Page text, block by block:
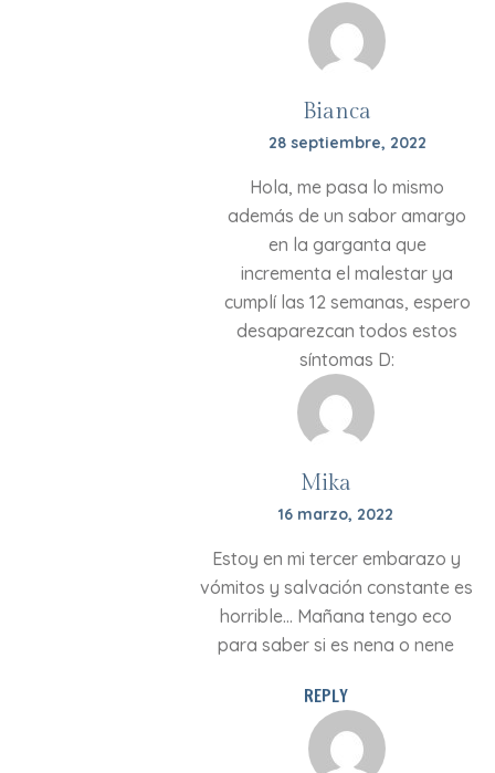
Bianca
28 septiembre, 2022
Hola, me pasa lo mismo
además de un sabor amargo
en la garganta que
incrementa el malestar ya
cumplí las 12 semanas, espero
desaparezcan todos estos
síntomas D:
Mika
16 marzo, 2022
Estoy en mi tercer embarazo y
vómitos y salvación constante es
horrible… Mañana tengo eco
para saber si es nena o nene
REPLY